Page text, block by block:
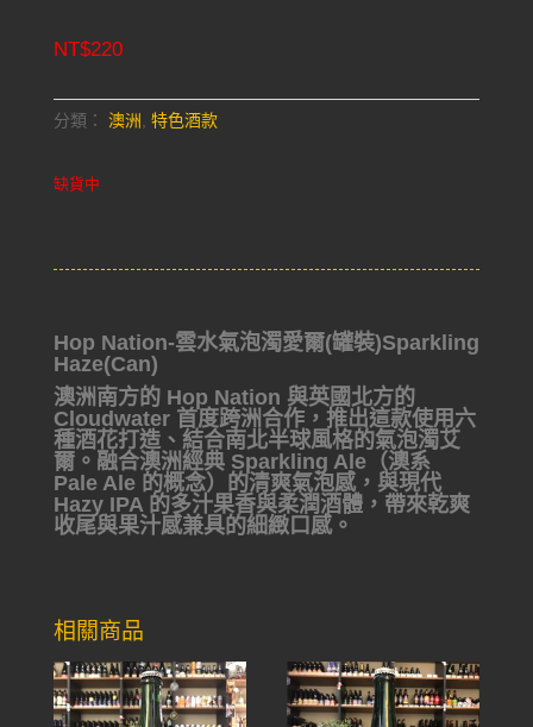
NT$220
分類： 澳洲, 特色酒款
缺貨中
Hop Nation-雲水氣泡濁愛爾(罐裝)Sparkling
Haze(Can)
澳洲南方的 Hop Nation 與英國北方的
Cloudwater 首度跨洲合作，推出這款使用六
種酒花打造、結合南北半球風格的氣泡濁艾
爾。融合澳洲經典 Sparkling Ale（澳系
Pale Ale 的概念）的清爽氣泡感，與現代
Hazy IPA 的多汁果香與柔潤酒體，帶來乾爽
收尾與果汁感兼具的細緻口感。
相關商品